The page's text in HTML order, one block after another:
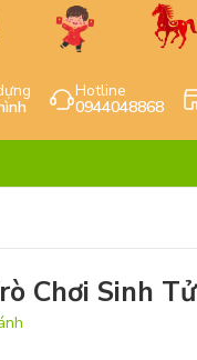
Hotline
0944048868
Chơi Sinh Tử